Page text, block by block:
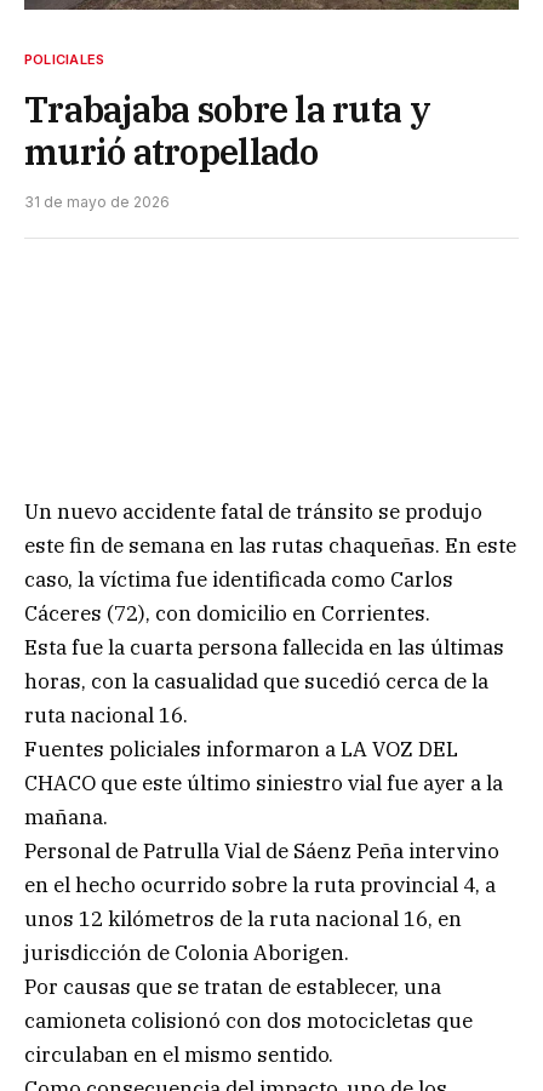
POLICIALES
Trabajaba sobre la ruta y
murió atropellado
31 de mayo de 2026
Un nuevo accidente fatal de tránsito se produjo
este fin de semana en las rutas chaqueñas. En este
caso, la víctima fue identificada como Carlos
Cáceres (72), con domicilio en Corrientes.
Esta fue la cuarta persona fallecida en las últimas
horas, con la casualidad que sucedió cerca de la
ruta nacional 16.
Fuentes policiales informaron a LA VOZ DEL
CHACO que este último siniestro vial fue ayer a la
mañana.
Personal de Patrulla Vial de Sáenz Peña intervino
en el hecho ocurrido sobre la ruta provincial 4, a
unos 12 kilómetros de la ruta nacional 16, en
jurisdicción de Colonia Aborigen.
Por causas que se tratan de establecer, una
camioneta colisionó con dos motocicletas que
circulaban en el mismo sentido.